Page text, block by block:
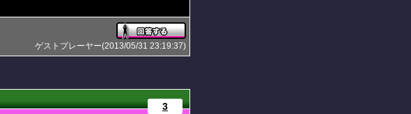
ゲストプレーヤー(2013/05/31 23:19:37)
3